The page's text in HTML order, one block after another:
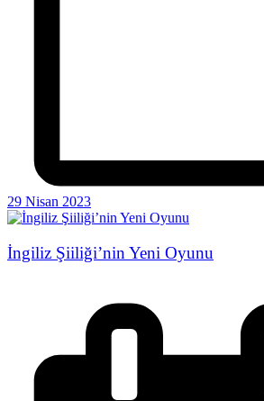
29 Nisan 2023
İngiliz Şiiliği’nin Yeni Oyunu